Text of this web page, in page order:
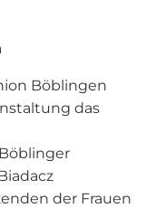
Böblingen
das
der Frauen